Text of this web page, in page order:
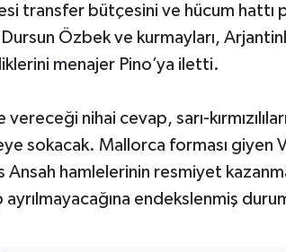
transfer bütçesini ve hücum hattı
Özbek ve kurmayları,
menajer Pino’ya iletti.
vereceği nihai cevap, sarı-
sokacak. Mallorca forması
Ansah hamlelerinin resmiyet
ayrılmayacağına endekslenmiş